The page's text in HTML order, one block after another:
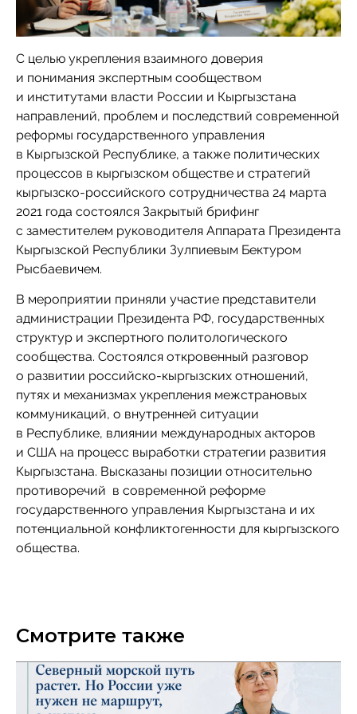
С целью укрепления взаимного доверия
и понимания экспертным сообществом
и институтами власти России и Кыргызстана
направлений, проблем и последствий современной
реформы государственного управления
в Кыргызской Республике, а также политических
процессов в кыргызском обществе и стратегий
кыргызско-российского сотрудничества 24 марта
2021 года состоялся Закрытый брифинг
с заместителем руководителя Аппарата Президента
Кыргызской Республики Зулпиевым Бектуром
Рысбаевичем.
В мероприятии приняли участие представители
администрации Президента РФ, государственных
структур и экспертного политологического
сообщества. Состоялся откровенный разговор
о развитии российско-кыргызских отношений,
путях и механизмах укрепления межстрановых
коммуникаций, о внутренней ситуации
в Республике, влиянии международных акторов
и США на процесс выработки стратегии развития
Кыргызстана. Высказаны позиции относительно
противоречий в современной реформе
государственного управления Кыргызстана и их
потенциальной конфликтогенности для кыргызского
общества.
Смотрите также